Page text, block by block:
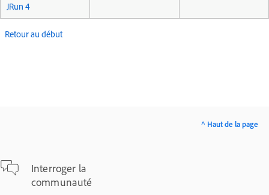
JRun 4
Retour au début
Interroger la
communauté
^ Haut de la page